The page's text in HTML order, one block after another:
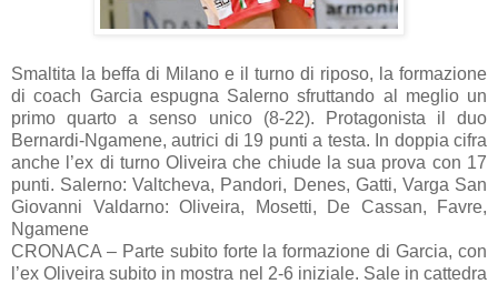
Smaltita la beffa di Milano e il turno di riposo, la formazione
di coach Garcia espugna Salerno sfruttando al meglio un
primo quarto a senso unico (8-22). Protagonista il duo
Bernardi-Ngamene, autrici di 19 punti a testa. In doppia cifra
anche l’ex di turno Oliveira che chiude la sua prova con 17
punti. Salerno: Valtcheva, Pandori, Denes, Gatti, Varga San
Giovanni Valdarno: Oliveira, Mosetti, De Cassan, Favre,
Ngamene
CRONACA – Parte subito forte la formazione di Garcia, con
l’ex Oliveira subito in mostra nel 2-6 iniziale. Sale in cattedra